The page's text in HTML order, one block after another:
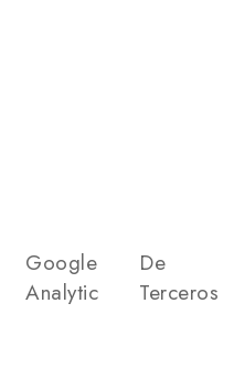
Google
Analytic
De
Terceros